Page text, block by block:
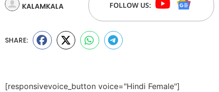
KALAMKALA FOLLOW US:
SHARE:
[responsivevoice_button voice="Hindi Female"]